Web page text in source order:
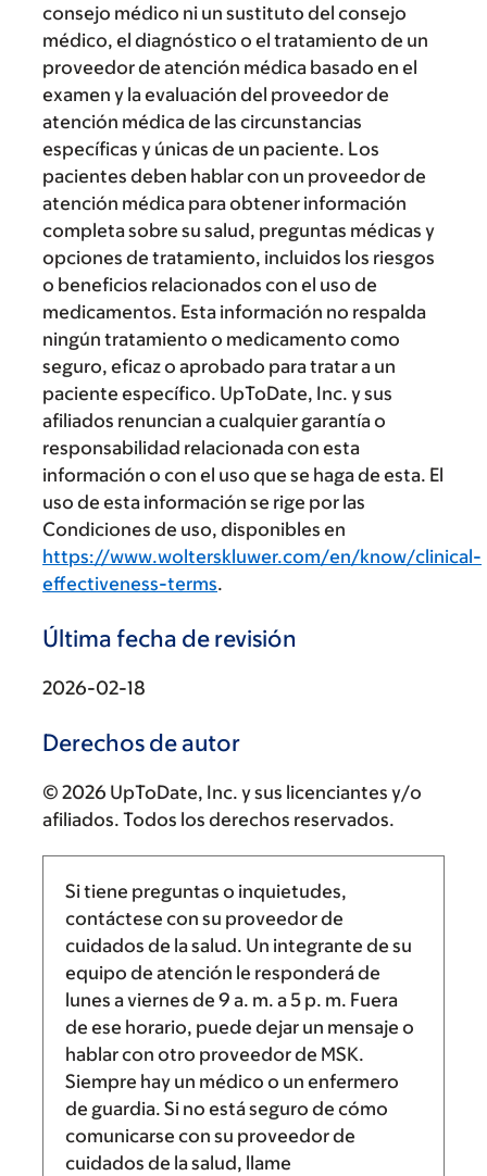
consejo médico ni un sustituto del consejo
médico, el diagnóstico o el tratamiento de un
proveedor de atención médica basado en el
examen y la evaluación del proveedor de
atención médica de las circunstancias
específicas y únicas de un paciente. Los
pacientes deben hablar con un proveedor de
atención médica para obtener información
completa sobre su salud, preguntas médicas y
opciones de tratamiento, incluidos los riesgos
o beneficios relacionados con el uso de
medicamentos. Esta información no respalda
ningún tratamiento o medicamento como
seguro, eficaz o aprobado para tratar a un
paciente específico. UpToDate, Inc. y sus
afiliados renuncian a cualquier garantía o
responsabilidad relacionada con esta
información o con el uso que se haga de esta. El
uso de esta información se rige por las
Condiciones de uso, disponibles en
https://www.wolterskluwer.com/en/know/clinical-
effectiveness-terms.
Última fecha de revisión
2026-02-18
Derechos de autor
© 2026 UpToDate, Inc. y sus licenciantes y/o
afiliados. Todos los derechos reservados.
Si tiene preguntas o inquietudes,
contáctese con su proveedor de
cuidados de la salud. Un integrante de su
equipo de atención le responderá de
lunes a viernes de 9 a. m. a5 p. m. Fuera
de ese horario, puede dejar un mensaje o
hablar con otro proveedor de MSK.
Siempre hay un médico o un enfermero
de guardia. Si no está seguro de cómo
comunicarse con su proveedor de
cuidados de la salud, llame